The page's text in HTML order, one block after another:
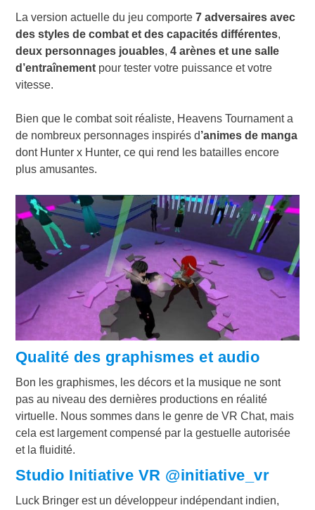
La version actuelle du jeu comporte 7 adversaires avec
des styles de combat et des capacités différentes,
deux personnages jouables, 4 arènes et une salle
d’entraînementpour tester votre puissance et votre
vitesse.
Bien que le combat soit réaliste, Heavens Tournament a
de nombreux personnages inspirés d’animes de manga
dont Hunter x Hunter, ce qui rend les batailles encore
plus amusantes.
Qualité des graphismes et audio
Bon les graphismes, les décors et la musique ne sont
pas au niveau des dernières productions en réalité
virtuelle. Nous sommes dans le genre de VR Chat, mais
cela est largement compensé par la gestuelle autorisée
et la fluidité.
Studio Initiative VR @initiative_vr
Luck Bringer est un développeur indépendant indien,